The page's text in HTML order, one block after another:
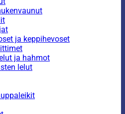
ja keppihevoset
ja hahmot
lelut